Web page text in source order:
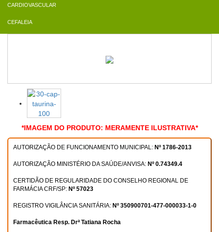
CARDIOVASCULAR
CEFALEIA
*IMAGEM DO PRODUTO: MERAMENTE ILUSTRATIVA*
AUTORIZAÇÃO DE FUNCIONAMENTO MUNICIPAL: Nº 1786-2013
AUTORIZAÇÃO MINISTÉRIO DA SAÚDE/ANVISA: Nº 0.74349.4
CERTIDÃO DE REGULARIDADE DO CONSELHO REGIONAL DE
FARMÁCIA CRF/SP: Nº 57023
REGISTRO VIGILÂNCIA SANITÁRIA: Nº 350900701-477-000033-1-0
Farmacêutica Resp. Drª Tatiana Rocha